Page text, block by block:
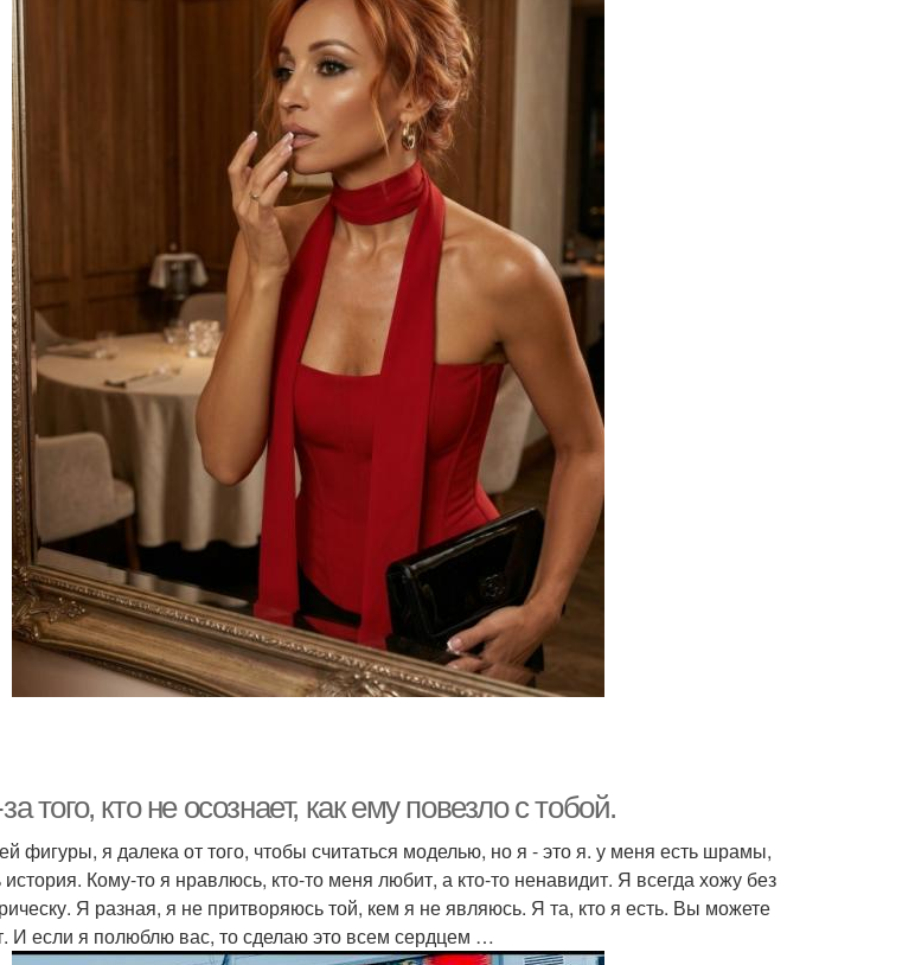
того, кто не осознает, как ему повезло с тобой.
фигуры, я далека от того, чтобы считаться моделью, но я - это я. у меня есть шрамы,
Кому-то я нравлюсь, кто-то меня любит, а кто-то ненавидит. Я всегда хожу без
Я разная, я не притворяюсь той, кем я не являюсь. Я та, кто я есть. Вы можете
И если я полюблю вас, то сделаю это всем сердцем …